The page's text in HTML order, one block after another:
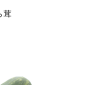
茸